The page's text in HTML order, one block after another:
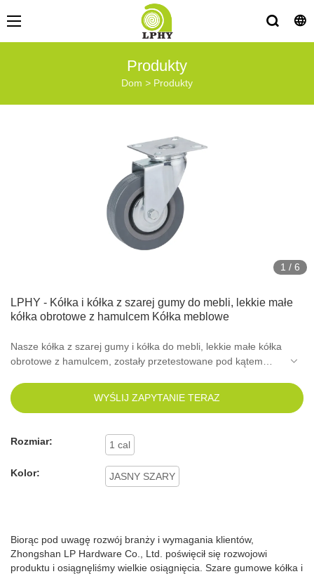
Produkty
Dom > Produkty
1 / 6
LPHY - Kółka i kółka z szarej gumy do mebli, lekkie małe
kółka obrotowe z hamulcem Kółka meblowe
Nasze kółka z szarej gumy i kółka do mebli, lekkie małe kółka
obrotowe z hamulcem, zostały przetestowane pod kątem
oddaniu naszych pracowników, takich jak projektanci i
eksperci ds. badań i rozwoju, został zaprojektowany tak, aby
nowo zaktualizowanych funkcjach. Dzięki swoim doskonałym
funkcjom nasze kółka do lekkich obciążeń, kółka do krzeseł
biurowych i okucia do mebli są znacznie bardziej
konkurencyjne na rynku, przynosząc więcej korzyści
WYŚLIJ ZAPYTANIE TERAZ
Rozmiar: 1 cal
Kolor: JASNY SZARY
Biorąc pod uwagę rozwój branży i wymagania klientów,
Zhongshan LP Hardware Co., Ltd. poświęcił się rozwojowi
produktu i osiągnęliśmy wielkie osiągnięcia. Szare gumowe kółka i